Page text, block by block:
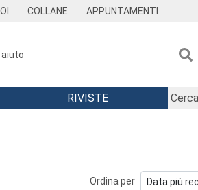
COLLANE APPUNTAMENTI
aiuto
RIVISTE
Ordina per